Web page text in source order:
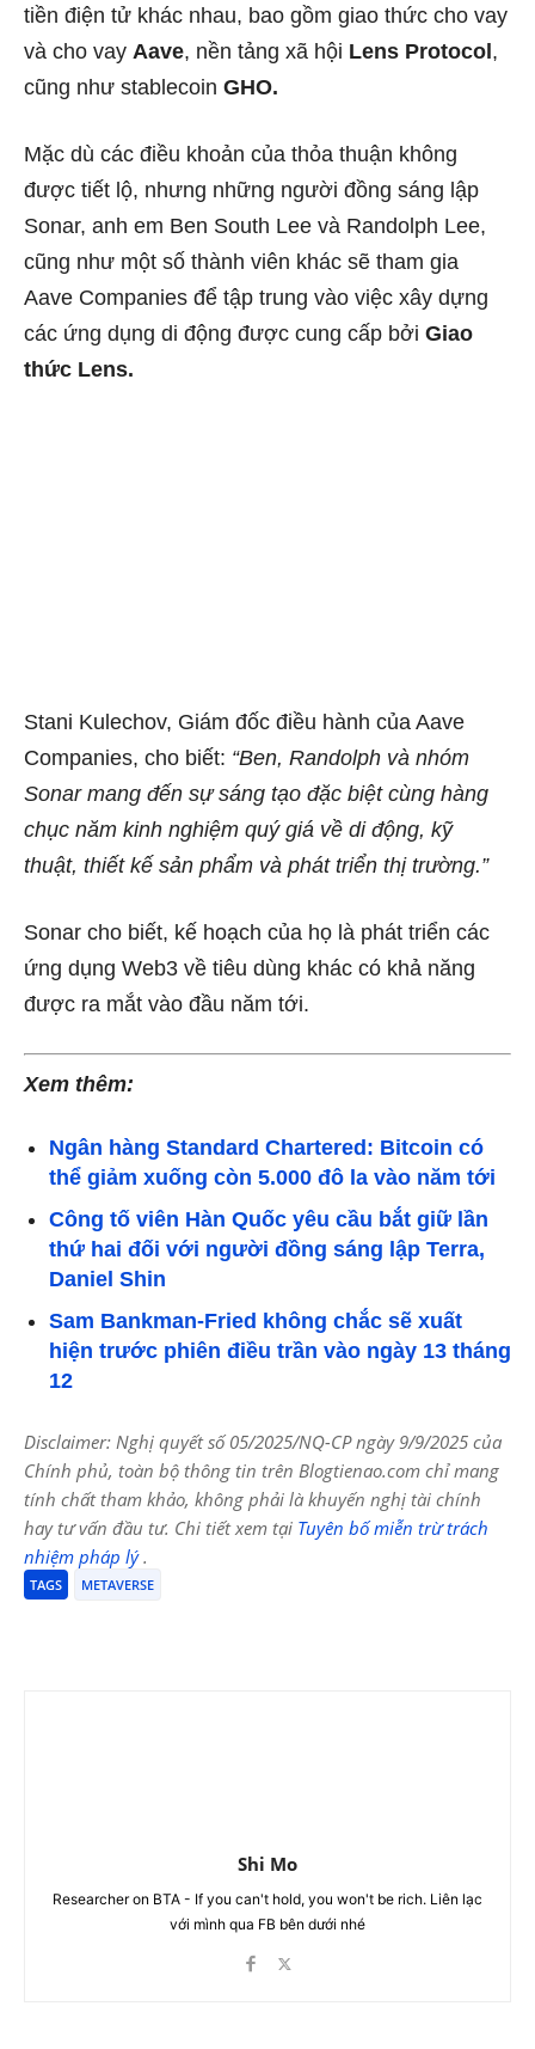
tiền điện tử khác nhau, bao gồm giao thức cho vay
và cho vay Aave, nền tảng xã hội Lens Protocol,
cũng như stablecoin GHO.
Mặc dù các điều khoản của thỏa thuận không
được tiết lộ, nhưng ​​​​những người đồng sáng lập
Sonar, anh em Ben South Lee và Randolph Lee,
cũng như một số thành viên khác sẽ tham gia
Aave Companies để tập trung vào việc xây dựng
các ứng dụng di động được cung cấp bởi Giao
thức Lens.
Stani Kulechov, Giám đốc điều hành của Aave
Companies, cho biết: “Ben, Randolph và nhóm
Sonar mang đến sự sáng tạo đặc biệt cùng hàng
chục năm kinh nghiệm quý giá về di động, kỹ
thuật, thiết kế sản phẩm và phát triển thị trường.”
Sonar cho biết, kế hoạch của họ là phát triển các
ứng dụng Web3 về tiêu dùng khác có khả năng
được ra mắt vào đầu năm tới.
Xem thêm:
Ngân hàng Standard Chartered: Bitcoin có
thể giảm xuống còn 5.000 đô la vào năm tới
Công tố viên Hàn Quốc yêu cầu bắt giữ lần
thứ hai đối với người đồng sáng lập Terra,
Daniel Shin
Sam Bankman-Fried không chắc sẽ xuất
hiện trước phiên điều trần vào ngày 13 tháng
12
Disclaimer: Nghị quyết số 05/2025/NQ-CP ngày 9/9/2025 của
Chính phủ, toàn bộ thông tin trên Blogtienao.com chỉ mang
tính chất tham khảo, không phải là khuyến nghị tài chính
hay tư vấn đầu tư. Chi tiết xem tại Tuyên bố miễn trừ trách
nhiệm pháp lý.
TAGS METAVERSE
Shi Mo
Researcher on BTA - If you can't hold, you won't be rich. Liên lạc
với mình qua FB bên dưới nhé